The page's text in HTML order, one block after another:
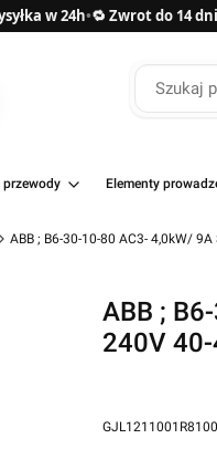
w 24h•🔁 Zwrot do 14 dni
przewody Elementy
ABB ; B6-30-10-80 AC3- 4,0kW/
ABB ;
240V
GJL1211001R8100